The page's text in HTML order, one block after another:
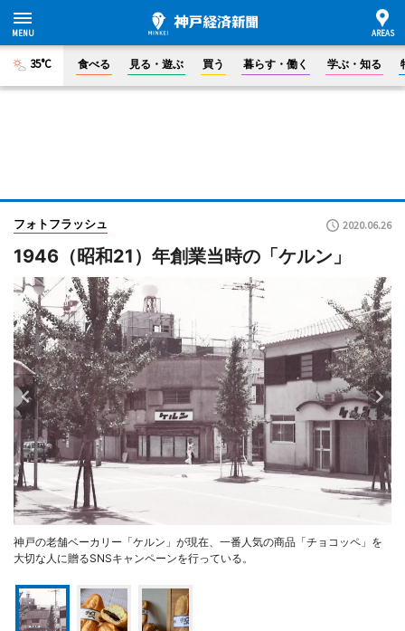
35°C 食べる 見る・遊ぶ 買う 暮らす・働く 学ぶ・知る
フォトフラッシュ 2020.06.26
1946（昭和21）年創業当時の「ケルン」
神戸の老舗ベーカリー「ケルン」が現在、一番人気の商品「チョコッペ」を
大切な人に贈るSNSキャンペーンを行っている。